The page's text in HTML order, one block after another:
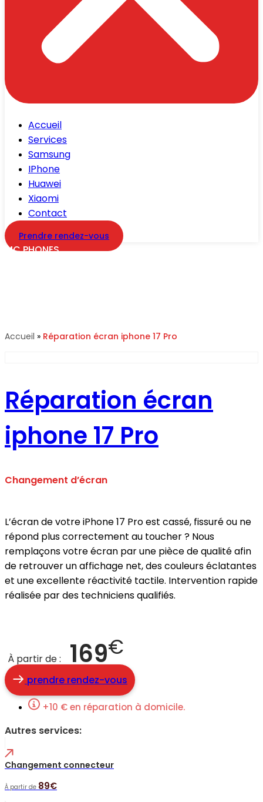
Accueil
Services
Samsung
IPhone
Huawei
Xiaomi
Contact
Prendre rendez-vous
MC PHONES
Accueil » Réparation écran iphone 17 Pro
Réparation écran
iphone 17 Pro
Changement d’écran
L’écran de votre iPhone 17 Pro est cassé, fissuré ou ne
répond plus correctement au toucher ? Nous
remplaçons votre écran par une pièce de qualité afin
de retrouver un affichage net, des couleurs éclatantes
et une excellente réactivité tactile. Intervention rapide
réalisée par des techniciens qualifiés.
À partir de : 169€
prendre rendez-vous
+10 € en réparation à domicile.
Autres services:
Changement connecteur
À partir de 89€